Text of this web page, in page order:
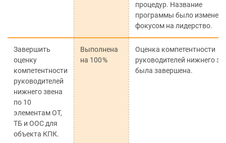
процедур. Название
программы было
фокусом на лидерство.
Завершить
оценку
компетентности
руководителей
нижнего звена
по 10
элементам ОТ,
ТБ и ООС для
объекта КПК.
Выполнена
на 100 %
Оценка компетентности
руководителей нижнего
была завершена.